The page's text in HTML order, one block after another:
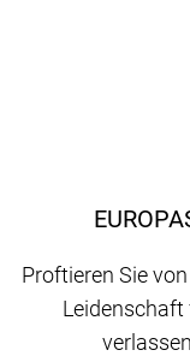
Proftieren Sie